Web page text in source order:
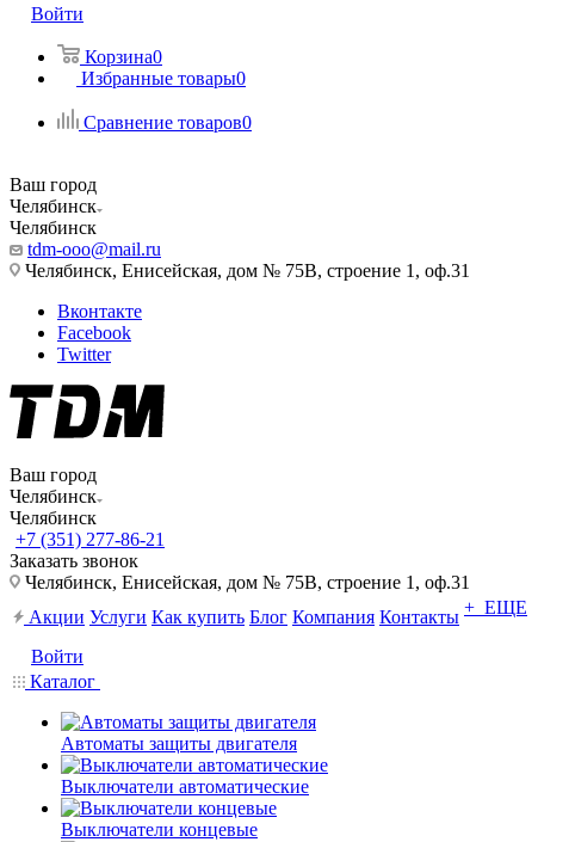
Войти
Корзина0
Избранные товары0
Сравнение товаров0
Ваш город
Челябинск
Челябинск
tdm-ooo@mail.ru
Челябинск, Енисейская, дом № 75В, строение 1, оф.31
Вконтакте
Facebook
Twitter
Ваш город
Челябинск
Челябинск
+7 (351) 277-86-21
Заказать звонок
Челябинск, Енисейская, дом № 75В, строение 1, оф.31
Акции Услуги Как купить Блог Компания Контакты + ЕЩЕ
Войти
Каталог
Автоматы защиты двигателя
Выключатели автоматические
Выключатели концевые